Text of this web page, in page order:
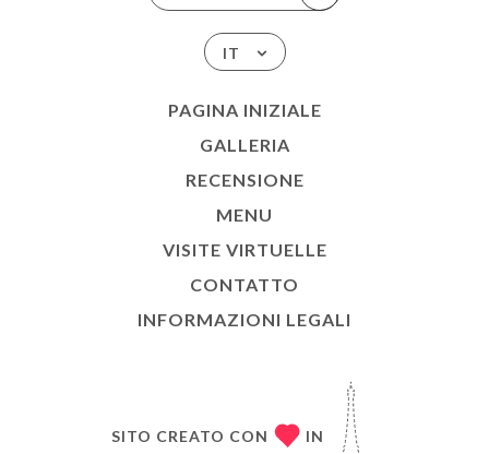
IT
PAGINA INIZIALE
GALLERIA
RECENSIONE
MENU
VISITE VIRTUELLE
CONTATTO
INFORMAZIONI LEGALI
SITO CREATO CON IN